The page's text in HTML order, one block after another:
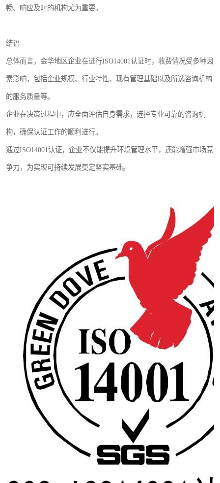
畅、响应及时的机构尤为重要。
结语
总体而言，金华地区企业在进行ISO14001认证时，收费情况受多种因
素影响，包括企业规模、行业特性、现有管理基础以及所选咨询机构
的服务质量等。
企业在决策过程中，应全面评估自身需求，选择专业可靠的咨询机
构，确保认证工作的顺利进行。
通过ISO14001认证，企业不仅能提升环境管理水平，还能增强市场竞
争力，为实现可持续发展奠定坚实基础。